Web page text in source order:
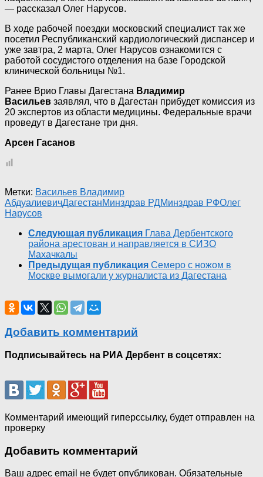
— рассказал Олег Нарусов.
В ходе рабочей поездки московский специалист так же
посетил Республиканский кардиологический диспансер и
уже завтра, 2 марта, Олег Нарусов ознакомится с
работой сосудистого отделения на базе Городской
клинической больницы №1.
Ранее Врио Главы Дагестана Владимир
Васильев заявлял, что в Дагестан прибудет комиссия из
20 экспертов из области медицины. Федеральные врачи
проведут в Дагестане три дня.
Арсен Гасанов
Метки: Васильев Владимир
АбдуалиевичДагестанМинздрав РДМинздрав РФОлег
Нарусов
Следующая публикация Глава Дербентского
района арестован и направляется в СИЗО
Махачкалы
Предыдущая публикация Семеро с ножом в
Москве вымогали у журналиста из Дагестана
Добавить комментарий
Подписывайтесь на РИА Дербент в соцсетях:
Комментарий имеющий гиперссылку, будет отправлен на
проверку
Добавить комментарий
Ваш адрес email не будет опубликован. Обязательные